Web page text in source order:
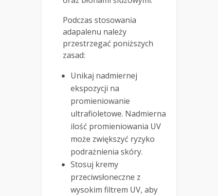
Podczas stosowania
adapalenu należy
przestrzegać poniższych
zasad:
Unikaj nadmiernej
ekspozycji na
promieniowanie
ultrafioletowe. Nadmierna
ilość promieniowania UV
może zwiększyć ryzyko
podrażnienia skóry.
Stosuj kremy
przeciwsłoneczne z
wysokim filtrem UV, aby